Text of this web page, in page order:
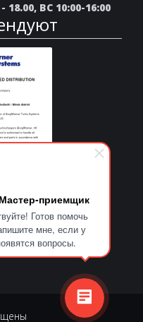
приемщик
Готов помочь
мне, если у
вопросы.
ВС 10:00-16:00